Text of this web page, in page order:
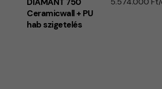
Ceramicwall + PU
hab szigetelés